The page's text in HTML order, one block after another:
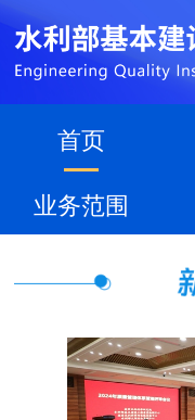
首页
业务范围